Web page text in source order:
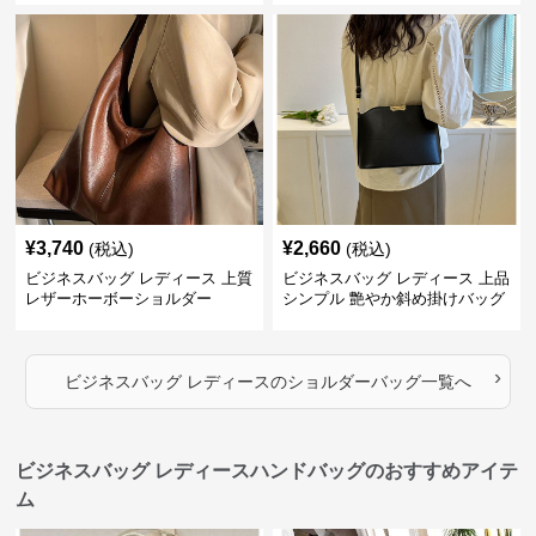
¥3,740 (税込)
ビジネスバッグ レディース 上質
レザーホーボーショルダー
¥2,660 (税込)
ビジネスバッグ レディース 上品
シンプル 艶やか斜め掛けバッグ
ビジネスバッグ レディースのショルダーバッグ一覧へ ›
ビジネスバッグ レディースハンドバッグのおすすめアイテ
ム